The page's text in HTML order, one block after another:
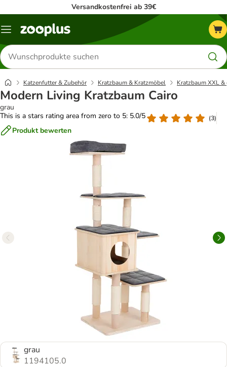
Versandkostenfrei ab 39€
Menü
Produkte
suchen
Katzenfutter & Zubehör Kratzbaum & Kratzmöbel Kratzbaum XXL &
Modern Living Kratzbaum Cairo
grau
This is a stars rating area from zero to 5: 5.0/5
(3)
Produkt bewerten
grau
1194105.0